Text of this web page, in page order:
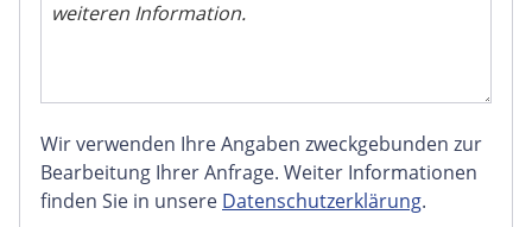
Wir verwenden Ihre Angaben zweckgebunden zur
Bearbeitung Ihrer Anfrage. Weiter Informationen
finden Sie in unsere Datenschutzerklärung.
FACEBOOK